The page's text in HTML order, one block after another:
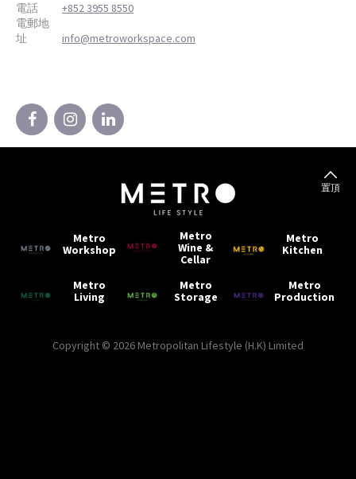
電話
+852 3955 8550
電郵地
址
info@metroworkspace.com
Metro
Workshop
Metro
Wine &
Cellar
Metro
Kitchen
Metro
Living
Metro
Storage
Metro
Production
置頂
Copyright © 2026 Metropolitan Lifestyle (H.K) Limited